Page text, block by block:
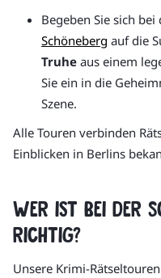
Begeben Sie sich bei
Schöneberg auf die
Truhe aus einem
Sie ein in die
Szene.
Alle Touren verbinden
Einblicken in Berlins
Wer ist bei der
richtig?
Unsere Krimi-